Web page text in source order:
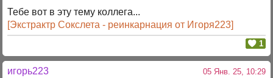
Тебе вот в эту тему коллега...
[Экстрактр Сокслета - реинкарнация от Игоря223]
1
игорь223 05 Янв. 25, 10:29